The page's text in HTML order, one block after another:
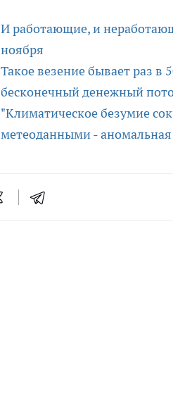
И работающие, и
ноября
Такое везение бывает раз в
бесконечный денежный
"Климатическое безумие
метеоданными - аномальная